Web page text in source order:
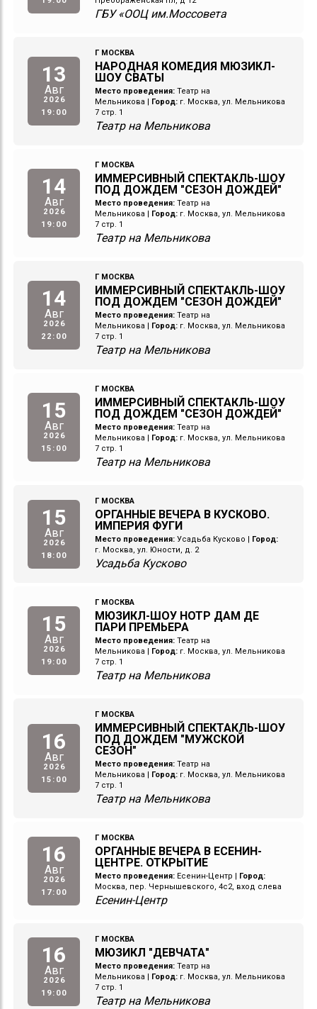
ГБУ «ООЦ им.Моссовета
13
Авг
2026
19:00
Г МОСКВА
НАРОДНАЯ КОМЕДИЯ МЮЗИКЛ-
ШОУ СВАТЫ
Место проведения: Театр на
Мельникова
Город: г. Москва, ул. Мельникова
7 стр. 1
Театр на Мельникова
14
Авг
2026
19:00
Г МОСКВА
ИММЕРСИВНЫЙ СПЕКТАКЛЬ-ШОУ
ПОД ДОЖДЕМ "СЕЗОН ДОЖДЕЙ"
Место проведения: Театр на
Мельникова
Город: г. Москва, ул. Мельникова
7 стр. 1
Театр на Мельникова
14
Авг
2026
22:00
Г МОСКВА
ИММЕРСИВНЫЙ СПЕКТАКЛЬ-ШОУ
ПОД ДОЖДЕМ "СЕЗОН ДОЖДЕЙ"
Место проведения: Театр на
Мельникова
Город: г. Москва, ул. Мельникова
7 стр. 1
Театр на Мельникова
15
Авг
2026
15:00
Г МОСКВА
ИММЕРСИВНЫЙ СПЕКТАКЛЬ-ШОУ
ПОД ДОЖДЕМ "СЕЗОН ДОЖДЕЙ"
Место проведения: Театр на
Мельникова
Город: г. Москва, ул. Мельникова
7 стр. 1
Театр на Мельникова
15
Авг
2026
18:00
Г МОСКВА
ОРГАННЫЕ ВЕЧЕРА В КУСКОВО.
ИМПЕРИЯ ФУГИ
Место проведения: Усадьба Кусково
Город:
г. Москва, ул. Юности, д. 2
Усадьба Кусково
15
Авг
2026
19:00
Г МОСКВА
МЮЗИКЛ-ШОУ НОТР ДАМ ДЕ
ПАРИ ПРЕМЬЕРА
Место проведения: Театр на
Мельникова
Город: г. Москва, ул. Мельникова
7 стр. 1
Театр на Мельникова
16
Авг
2026
15:00
Г МОСКВА
ИММЕРСИВНЫЙ СПЕКТАКЛЬ-ШОУ
ПОД ДОЖДЕМ "МУЖСКОЙ
СЕЗОН"
Место проведения: Театр на
Мельникова
Город: г. Москва, ул. Мельникова
7 стр. 1
Театр на Мельникова
16
Авг
2026
17:00
Г МОСКВА
ОРГАННЫЕ ВЕЧЕРА В ЕСЕНИН-
ЦЕНТРЕ. ОТКРЫТИЕ
Место проведения: Есенин-Центр
Город:
Москва, пер. Чернышевского, 4с2, вход слева
Есенин-Центр
16
Авг
2026
19:00
Г МОСКВА
МЮЗИКЛ "ДЕВЧАТА"
Место проведения: Театр на
Мельникова
Город: г. Москва, ул. Мельникова
7 стр. 1
Театр на Мельникова